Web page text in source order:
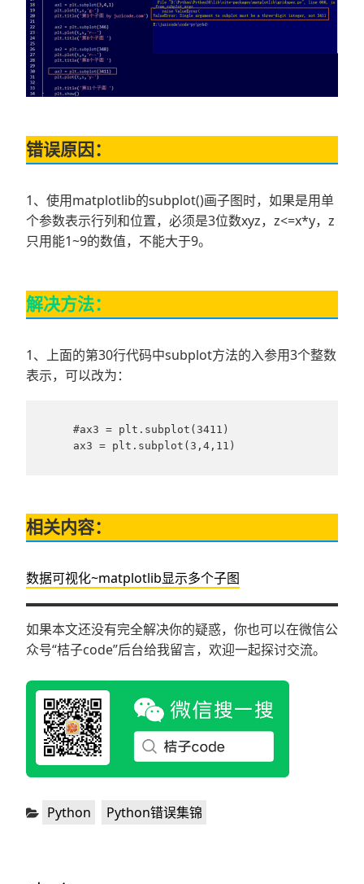
错误原因：
1、使用matplotlib的subplot()画子图时，如果是用单
个参数表示行列和位置，必须是3位数xyz，z<=x*y，z
只用能1~9的数值，不能大于9。
解决方法：
1、上面的第30行代码中subplot方法的入参用3个整数
表示，可以改为：
    ax3 = plt.subplot(3,4,11)
相关内容：
数据可视化~matplotlib显示多个子图
如果本文还没有完全解决你的疑惑，你也可以在微信公
众号“桔子code”后台给我留言，欢迎一起探讨交流。
分
Python Python错误集锦